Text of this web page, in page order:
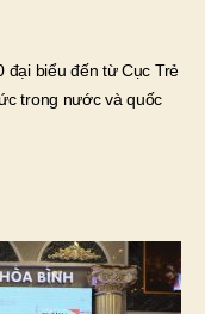
đại biểu đến từ Cục Trẻ
trong nước và quốc